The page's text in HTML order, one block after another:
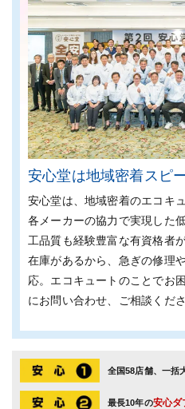
安心堂は地域密着スピ
安心堂は、地域密着のエコキ
各メーカーの協⼒で実現した
⼯品質も経験豊富な有資格者
在庫があるから、急ぎの修理
応。エコキュートのことでお
にお問い合わせ、ご相談くださ
全国58店舗、一括
最長10年の安心ダ